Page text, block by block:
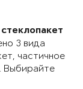
3 вида
частичное
Выбирайте